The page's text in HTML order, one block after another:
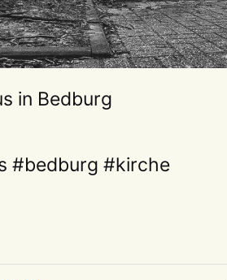
in Bedburg
#bedburg #kirche